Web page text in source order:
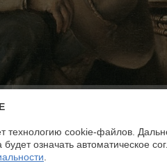
технологию cookie-файлов.
будет означать автоматическое